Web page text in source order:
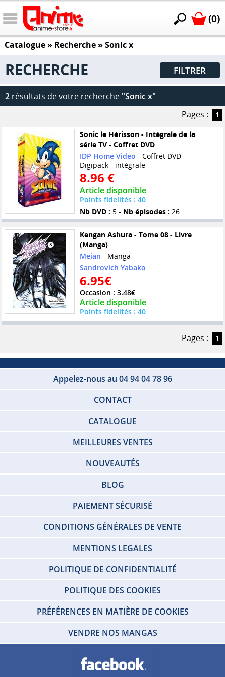
(0)
Catalogue» Recherche » Sonic x
RECHERCHE FILTRER
2 résultats de votre recherche "Sonic x"
Pages :
1
Sonic le Hérisson - Intégrale de la
série TV - Coffret DVD
IDP Home Video - Coffret DVD
Digipack - intégrale
8.96 €
Article disponible
Points fidelités : 40
Nb DVD : 5 - Nb épisodes : 26
Kengan Ashura - Tome 08 - Livre
(Manga)
Meian - Manga
Sandrovich Yabako
6.95€
Occasion : 3.48€
Article disponible
Points fidelités : 40
Pages : 1
Appelez-nous au 04 94 04 78 96
CONTACT
CATALOGUE
MEILLEURES VENTES
NOUVEAUTÉS
BLOG
PAIEMENT SÉCURISÉ
CONDITIONS GÉNÉRALES DE VENTE
MENTIONS LEGALES
POLITIQUE DE CONFIDENTIALITÉ
POLITIQUE DES COOKIES
PRÉFÉRENCES EN MATIÈRE DE COOKIES
VENDRE NOS MANGAS